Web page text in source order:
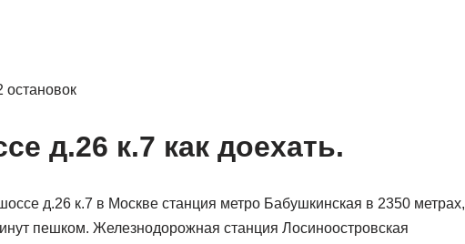
д.26 к.7 как доехать.
д.26 к.7 в Москве станция метро Бабушкинская в 2350 метрах,
пешком. Железнодорожная станция Лосиноостровская